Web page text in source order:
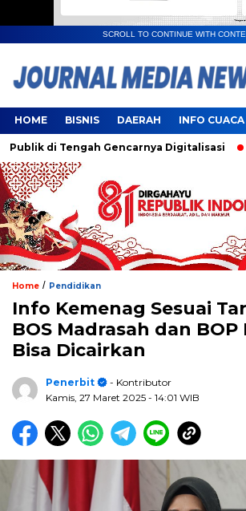
SCROLL TO CONTINUE WITH
HOME BISNIS DAERAH INFO CUACA
di Tengah Gencarnya Digitalisasi
Home / Pendidikan
Info Kemenag Sesuai
BOS Madrasah dan BOP
Bisa Dicairkan
Penerbit
- Kontributor
Kamis, 27 Maret 2025 - 14:01 WIB